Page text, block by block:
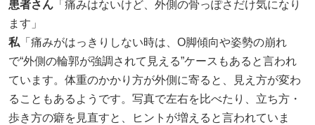
患者さん 「痛みはないけど、外側の骨っぽさだけ気になり
ます」
私「痛みがはっきりしない時は、O脚傾向や姿勢の崩れ
で“外側の輪郭が強調されて見える”ケースもあると言われ
ています。体重のかかり方が外側に寄ると、見え方が変わ
ることもあるようです。写真で左右を比べたり、立ち方・
歩き方の癖を見直すと、ヒントが増えると言われていま